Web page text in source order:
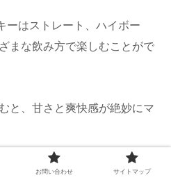
ーはストレート、ハイボー
まな飲み方で楽しむことがで
と、甘さと爽快感が絶妙にマ
ルコール感が和らぎ、甘さが
お問い合わせ サイトマップ